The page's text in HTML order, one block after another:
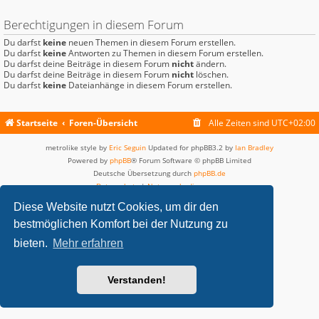
Diese Website nutzt Cookies, um dir den
bestmöglichen Komfort bei der Nutzung zu
bieten. Mehr erfahren
Verstanden!
Berechtigungen in diesem Forum
Du darfst keine neuen Themen in diesem Forum erstellen.
Du darfst keineAntworten zu Themen in diesem Forum erstellen.
Du darfst deine Beiträge in diesem Forum nichtändern.
Du darfst deine Beiträge in diesem Forum nicht löschen.
Du darfst keine Dateianhänge in diesem Forum erstellen.
Startseite Foren-Übersicht Alle Zeiten sind UTC+02:00
metrolike style by Eric Seguin Updated for phpBB3.2 by Ian Bradley
Powered by phpBB® Forum Software © phpBB Limited
Deutsche Übersetzung durch phpBB.de
Datenschutz|Nutzungsbedingungen